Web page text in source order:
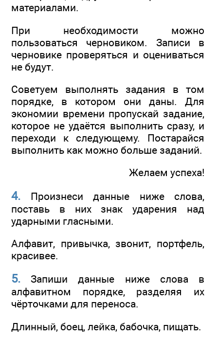
материалами.
При необходимости можно
пользоваться черновиком. Записи в
черновике проверяться и оцениваться
не будут.
Советуем выполнять задания в том
порядке, в котором они даны. Для
экономии времени пропускай задание,
которое не удаётся выполнить сразу, и
переходи к следующему. Постарайся
выполнить как можно больше заданий.
Желаем успеха!
4. Произнеси данные ниже слова,
поставь в них знак ударения над
ударными гласными.
Алфавит, привычка, звонит, портфель,
красивее.
5. Запиши данные ниже слова в
алфавитном порядке, разделяя их
чёрточками для переноса.
Длинный, боец, лейка, бабочка, пищать.